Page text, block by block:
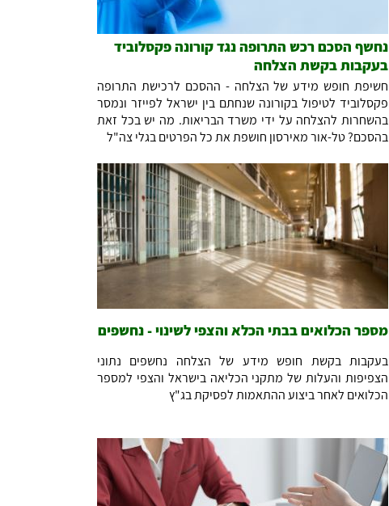
נחשף הסכם רכש התרופה נגד קורונה פקסלוביד
בעקבות בקשת הצלחה
חשיפת חופש מידע של הצלחה - ההסכם לרכישת התרופה
פקסלוביד לטיפול בקורונה שנחתם בין ישראל לפייזר ונמסר
בהשחרות להצלחה על ידי משרד הבריאות. מה יש בכל זאת
בהסכם? טל-אור מאירסון חושפת את כל הפרטים בגלי צה"ל
מספר הכלואים בבתי הכלא והצפי לשינוי - נחשפים
בעקבות בקשת חופש מידע של הצלחה נחשפים נתוני
הצפיפות והעלות של מתקני הכליאה בישראל והצפי למספר
הכלואים לאחר ביצוע ההתאמות לפסיקת בג"ץ